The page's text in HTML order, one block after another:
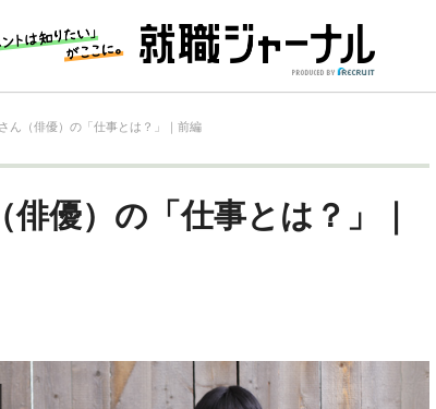
ん（俳優）の「仕事とは？」｜前編
優）の「仕事とは？」｜